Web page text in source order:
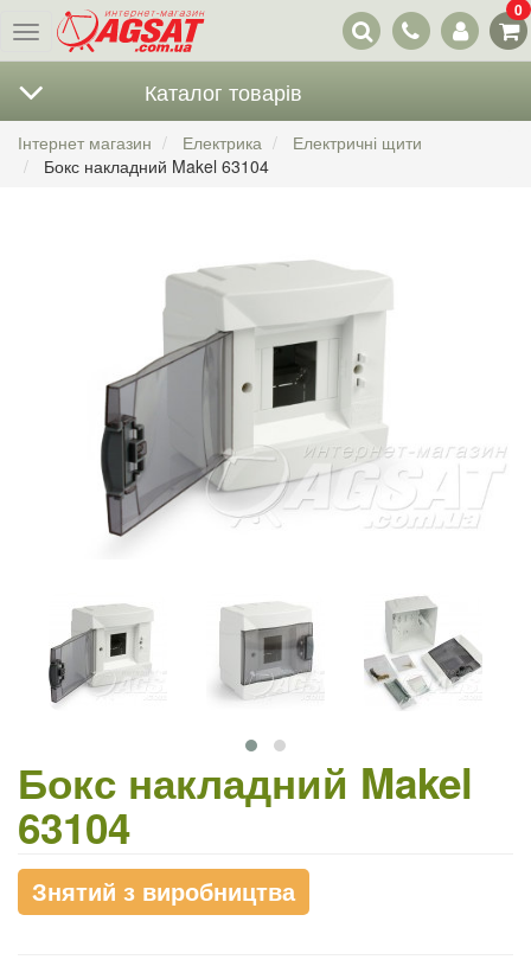
Меню
Наші
контакти
0
Каталог товарів
Інтернет магазин Електрика
Електричні щити
Бокс накладний Makel 63104
Бокс накладний Makel
63104
Знятий з виробництва